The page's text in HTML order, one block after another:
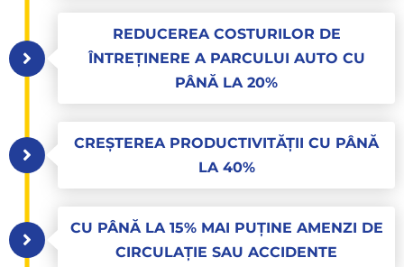
REDUCEREA COSTURILOR DE
ÎNTREȚINERE A PARCULUI AUTO CU
PÂNĂ LA 20%
CREȘTEREA PRODUCTIVITĂȚII CU PÂNĂ
LA 40%
CU PÂNĂ LA 15% MAI PUȚINE AMENZI DE
CIRCULAȚIE SAU ACCIDENTE